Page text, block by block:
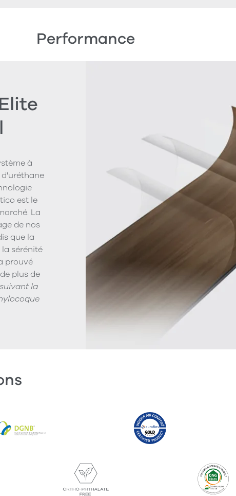
Performance
à
est le
La
de nos
que la
sérénité
prouvé
plus de
la